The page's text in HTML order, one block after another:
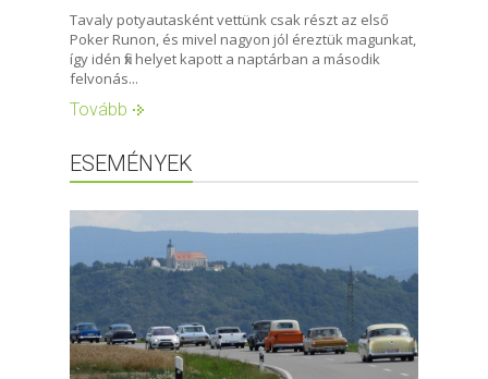
Tavaly potyautasként vettünk csak részt az első
Poker Runon, és mivel nagyon jól éreztük magunkat,
így idén fix helyet kapott a naptárban a második
felvonás...
Tovább
ESEMÉNYEK